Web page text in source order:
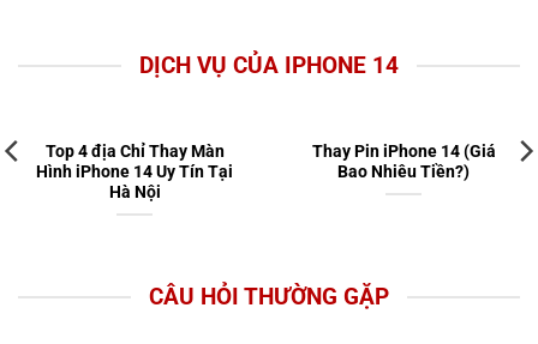
DỊCH VỤ CỦA IPHONE 14
Top 4 địa Chỉ Thay Màn
Hình iPhone 14 Uy Tín Tại
Hà Nội
Thay Pin iPhone 14 (Giá
Bao Nhiêu Tiền?)
CÂU HỎI THƯỜNG GẶP